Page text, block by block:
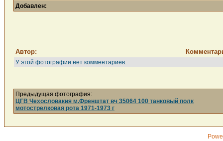
Добавлен:
Автор:
У этой фотографии нет комментариев.
Предыдущая фотография:
ЦГВ Чехословакия м.Френштат вч 35064 100 танковый полк
мотострелковая рота 1971-1973 г